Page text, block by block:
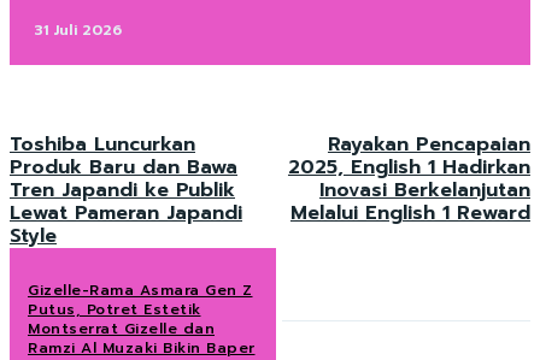
31 Juli 2026
Toshiba Luncurkan
Produk Baru dan Bawa
Tren Japandi ke Publik
Lewat Pameran Japandi
Style
Rayakan Pencapaian
2025, English 1 Hadirkan
Inovasi Berkelanjutan
Melalui English 1 Reward
Gizelle-Rama Asmara Gen Z
Putus, Potret Estetik
Montserrat Gizelle dan
Ramzi Al Muzaki Bikin Baper